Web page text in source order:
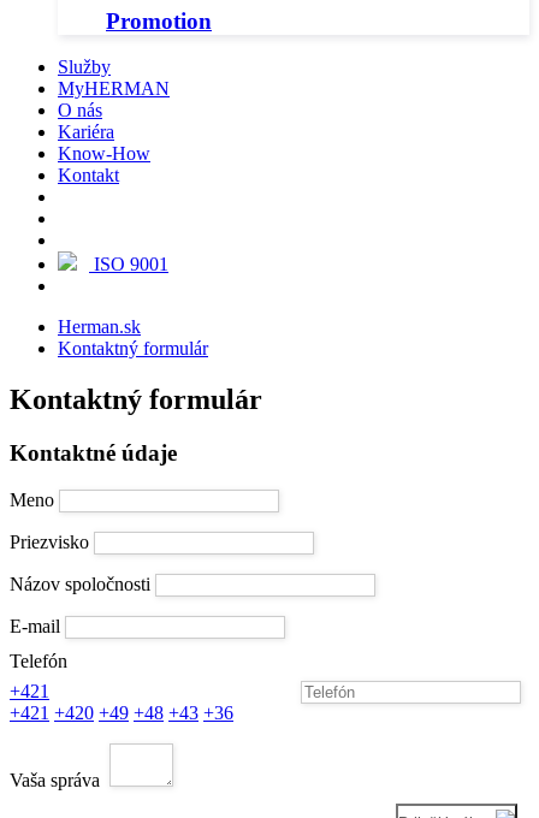
Promotion
Služby
MyHERMAN
O nás
Kariéra
Know-How
Kontakt
ISO 9001
Herman.sk
Kontaktný formulár
Kontaktný formulár
Kontaktné údaje
Meno
Priezvisko
Názov spoločnosti
E-mail
Telefón
+421
+421 +420 +49 +48 +43 +36
Vaša správa